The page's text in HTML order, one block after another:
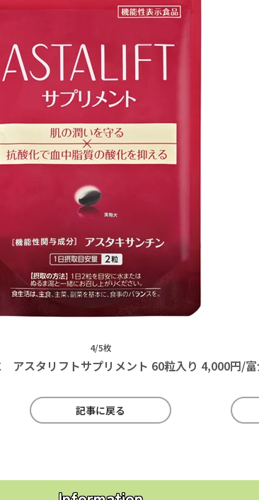
4/5枚
アスタリフトサプリメント 60粒入り 4,000円/
記事に戻る